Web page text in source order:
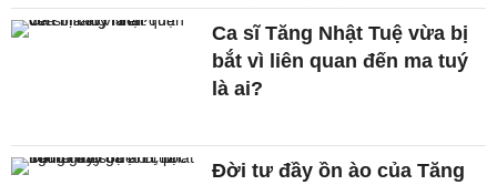
Ca sĩ Tăng Nhật Tuệ vừa bị
bắt vì liên quan đến ma tuý
là ai?
Đời tư đầy ồn ào của Tăng